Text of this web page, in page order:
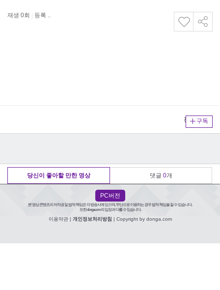
재생 0회 등록 ..
구독
전체보기
당신이 좋아할 만한 영상 댓글 0개
PC버전
본 영상 콘텐츠의 저작권 및 법적 책임은 각 방송사에 있으며, 무단으로 이용하는 경우 법적 책임을 질 수 있습니다.
또한 donga.com의 입장과 다를 수 있습니다.
이용약관| 개인정보처리방침 | Copyright by donga.com